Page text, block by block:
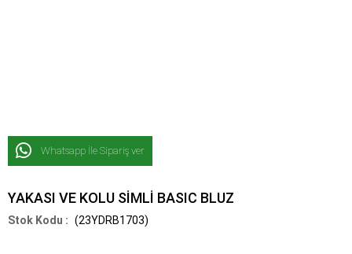
Whatsapp İle Sipariş ver
YAKASI VE KOLU SİMLİ BASIC BLUZ
(23YDRB1703)